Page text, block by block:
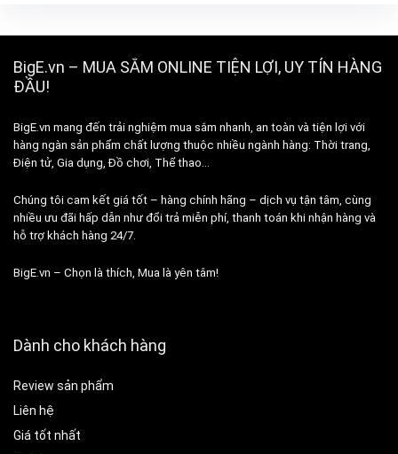
BigE.vn – MUA SẮM ONLINE TIỆN LỢI, UY TÍN HÀNG
ĐẦU!
BigE.vn mang đến trải nghiệm mua sắm nhanh, an toàn và tiện lợi với
hàng ngàn sản phẩm chất lượng thuộc nhiều ngành hàng: Thời trang,
Điện tử, Gia dụng, Đồ chơi, Thể thao…
Chúng tôi cam kết giá tốt – hàng chính hãng – dịch vụ tận tâm, cùng
nhiều ưu đãi hấp dẫn như đổi trả miễn phí, thanh toán khi nhận hàng và
hỗ trợ khách hàng 24/7.
BigE.vn – Chọn là thích, Mua là yên tâm!
Dành cho khách hàng
Review sản phẩm
Liên hệ
Giá tốt nhất